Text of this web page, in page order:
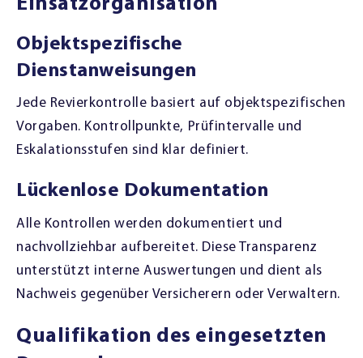
Objektspezifische
Dienstanweisungen
Jede Revierkontrolle basiert auf objektspezifischen
Vorgaben. Kontrollpunkte, Prüfintervalle und
Eskalationsstufen sind klar definiert.
Lückenlose Dokumentation
Alle Kontrollen werden dokumentiert und
nachvollziehbar aufbereitet. Diese Transparenz
unterstützt interne Auswertungen und dient als
Nachweis gegenüber Versicherern oder Verwaltern.
Qualifikation des eingesetzten